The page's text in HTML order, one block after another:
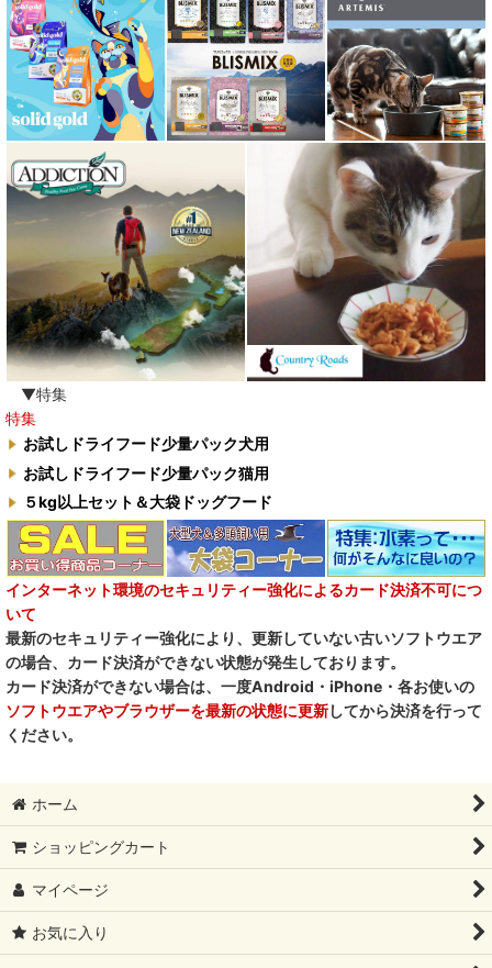
ルイトモ RUITOMO
ロザイボトル
ロッカ ROKKA
ワイルドランド Wildes Land
わんぽうやく
ナチュラル重曹 アイテム合同会社
水素シリーズ
臭わない袋BOS
自然流
M.Y Forest推奨品
フォルツァ10犬キャンペーン
一口笑 Ikkosho
デイリーディライト DAILY DELIGHT
RENA DOG レナドッグ
PetO’CERA ペットセラ
▼特集
特集
お試しドライフード少量パック犬用
お試しドライフード少量パック猫用
５kg以上セット＆大袋ドッグフード
インターネット環境のセキュリティー強化によるカード決済不可につ
いて
最新のセキュリティー強化により、更新していない古いソフトウエア
の場合、カード決済ができない状態が発生しております。
カード決済ができない場合は、一度Android・iPhone・各お使いの
ソフトウエアやブラウザーを最新の状態に更新してから決済を行って
ください。
ホーム
ショッピングカート
マイページ
お気に入り